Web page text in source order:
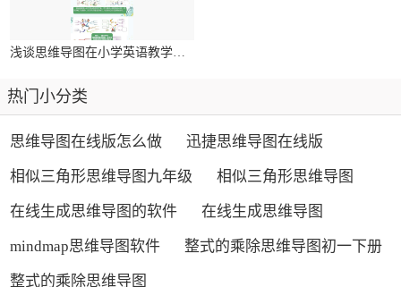
浅谈思维导图在小学英语教学中的应用研究
热门小分类
思维导图在线版怎么做 迅捷思维导图在线版
相似三角形思维导图九年级 相似三角形思维导图
在线生成思维导图的软件 在线生成思维导图
mindmap思维导图软件 整式的乘除思维导图初一下册
整式的乘除思维导图